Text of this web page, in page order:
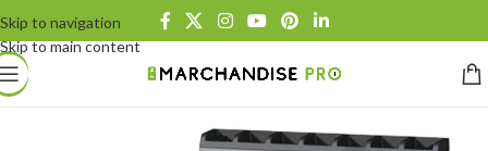
Skip to navigation
Skip to main content